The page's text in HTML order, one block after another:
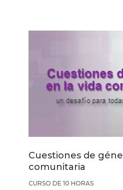
Cuestiones de
comunitaria
CURSO DE 10 HORAS